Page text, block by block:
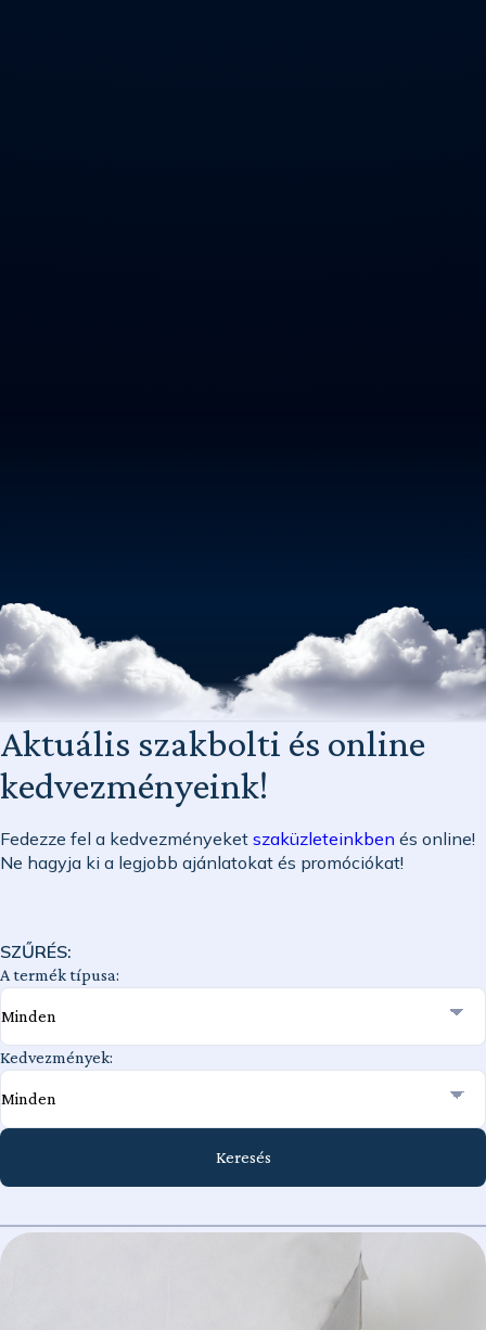
Aktuális szakbolti és online
kedvezményeink!
Fedezze fel a kedvezményeket szaküzleteinkben és online!
Ne hagyja ki a legjobb ajánlatokat és promóciókat!
SZŰRÉS:
A termék típusa:
Kedvezmények:
Keresés